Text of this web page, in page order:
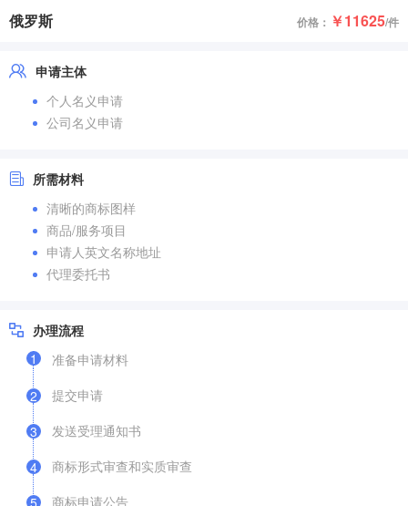
俄罗斯 价格： ￥11625/件
申请主体
个人名义申请
公司名义申请
所需材料
清晰的商标图样
商品/服务项目
申请人英文名称地址
代理委托书
办理流程
1
准备申请材料
2
提交申请
3
发送受理通知书
4
商标形式审查和实质审查
5
商标申请公告